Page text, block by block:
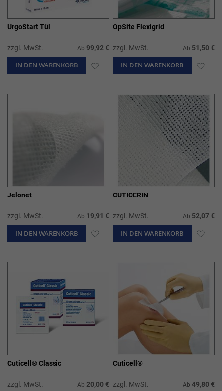
UrgoStart Tül
zzgl. MwSt. Ab 99,92 €
IN DEN WARENKORB ZUR
HINZUFÜGEN
OpSite Flexigrid
zzgl. MwSt. Ab 51,50 €
IN DEN WARENKORB ZUR
Jelonet
zzgl. MwSt. Ab 19,91 €
IN DEN WARENKORB ZUR
CUTICERIN
zzgl. MwSt. Ab 52,07 €
IN DEN WARENKORB ZUR
Cuticell® Classic
zzgl. MwSt. Ab 20,00 €
Cuticell®
zzgl. MwSt. Ab 49,80 €